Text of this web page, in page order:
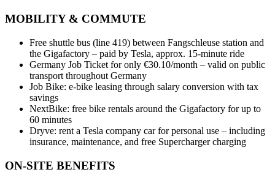
MOBILITY & COMMUTE
Free shuttle bus (line 419) between Fangschleuse station and
the Gigafactory – paid by Tesla, approx. 15-minute ride
Germany Job Ticket for only €30.10/month – valid on public
transport throughout Germany
Job Bike: e-bike leasing through salary conversion with tax
savings
NextBike: free bike rentals around the Gigafactory for up to
60 minutes
Dryve: rent a Tesla company car for personal use – including
insurance, maintenance, and free Supercharger charging
ON-SITE BENEFITS